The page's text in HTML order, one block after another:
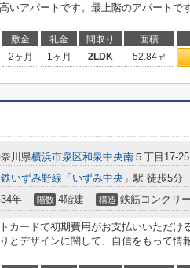
いアパートです。最上階のアパートで
敷金 礼金 間取り 面積
2ヶ月 1ヶ月 2LDK 52.84㎡
川県横浜市泉区和泉中央南 ５丁目17-25
いずみ野線 「 いずみ中央 」駅 徒歩5分
年 階数 4階建 構造 鉄筋コンクリ
カードで初期費用がお支払いいただけ
とデザインに関して、自信をもって情